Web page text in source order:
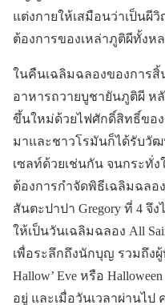
แต่งกายให้เสมือนว่าเป็นผี
ต้องการของเหล่าภูติผีทั้งห
ในคืนเฉลิมฉลองของการสิ้
อาหารถวายบูชายันภูติผี ห
ขึ้นใหม่ด้วยไฟศักดิ์สิทธิ์ขอ
มาและชาวโรมันก็ได้รับวั
เซลท์ด้วยเช่นกัน จนกระทั่
ต้องการกำจัดพิธีเฉลิมฉล
สันตะปาปา Gregory ที่ 4 จึ
ให้เป็นวันเฉลิมฉลอง All
เพื่อระลึกถึงนักบุญ รวมถึง
Hallow’ Eve หรือ
อยู่ และเมื่อวันเวลาผ่านไป